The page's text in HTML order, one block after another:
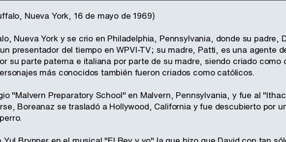
Nueva York, 16 de mayo de 1969)
Nueva York y se crio en Philadelphia, Pennsylvania, donde su padre,
presentador del tiempo en WPVI-TV; su madre, Patti, es una agente
su parte paterna e italiana por parte de su madre, siendo criado como
más conocidos también fueron criados como católicos.
"Malvern Preparatory School" en Malvern, Pennsylvania, y fue al
Boreanaz se trasladó a Hollywood, California y fue descubierto por